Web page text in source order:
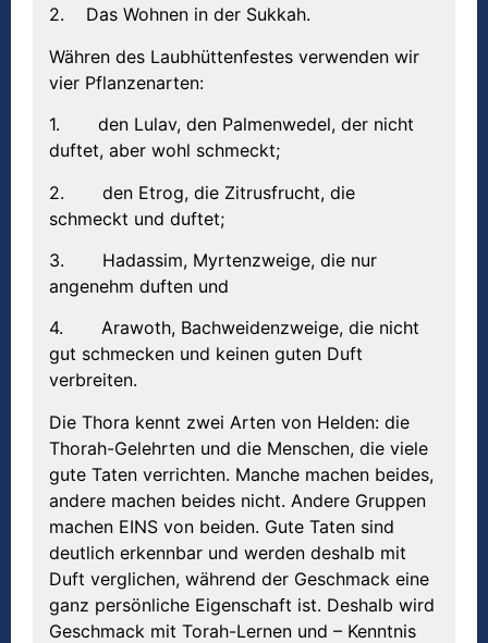
2. Das Wohnen in der Sukkah.
Währen des Laubhüttenfestes verwenden wir
vier Pflanzenarten:
1. den Lulav, den Palmenwedel, der nicht
duftet, aber wohl schmeckt;
2. den Etrog, die Zitrusfrucht, die
schmeckt und duftet;
3. Hadassim, Myrtenzweige, die nur
angenehm duften und
4. Arawoth, Bachweidenzweige, die nicht
gut schmecken und keinen guten Duft
verbreiten.
Die Thora kennt zwei Arten von Helden: die
Thorah-Gelehrten und die Menschen, die viele
gute Taten verrichten. Manche machen beides,
andere machen beides nicht. Andere Gruppen
machen EINS von beiden. Gute Taten sind
deutlich erkennbar und werden deshalb mit
Duft verglichen, während der Geschmack eine
ganz persönliche Eigenschaft ist. Deshalb wird
Geschmack mit Torah-Lernen und – Kenntnis